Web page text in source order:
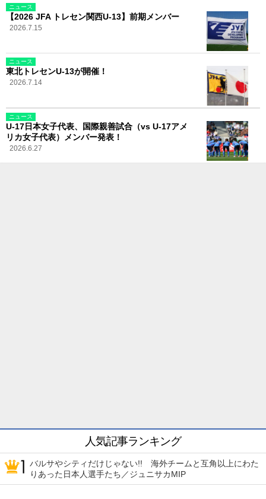
ニュース
【2026 JFA トレセン関西U-13】前期メンバー
2026.7.15
ニュース
東北トレセンU-13が開催！
2026.7.14
ニュース
U-17日本女子代表、国際親善試合（vs U-17アメ
リカ女子代表）メンバー発表！
2026.6.27
人気記事ランキング
バルサやシティだけじゃない!! 海外チームと互角以上にわた
りあった日本人選手たち／ジュニサカMIP